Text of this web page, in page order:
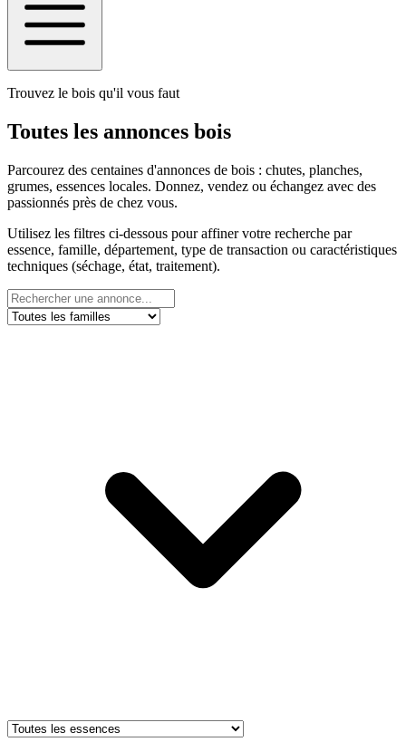
Trouvez le bois qu'il vous faut
Toutes les annonces bois
Parcourez des centaines d'annonces de bois : chutes, planches,
grumes, essences locales. Donnez, vendez ou échangez avec des
passionnés près de chez vous.
Utilisez les filtres ci-dessous pour affiner votre recherche par
essence, famille, département, type de transaction ou caractéristiques
techniques (séchage, état, traitement).